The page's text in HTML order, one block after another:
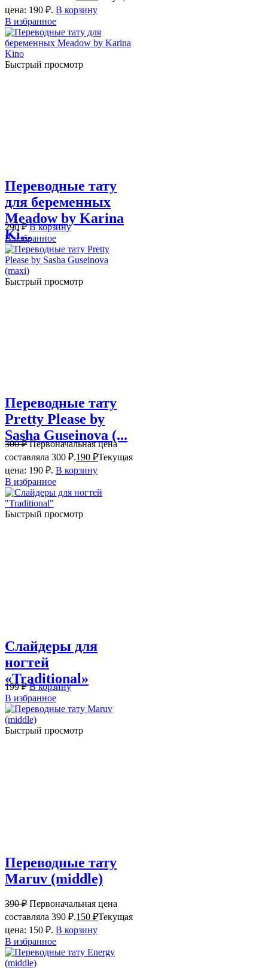
цена: 190 ₽. В корзину
В избранное
Быстрый просмотр
Переводные тату
для беременных
Meadow by Karina
Ki...
290₽ В корзину
В избранное
Быстрый просмотр
Переводные тату
Pretty Please by
Sasha Guseinova (...
300₽ Первоначальная цена
составляла 300 ₽.190 ₽Текущая
цена: 190 ₽. В корзину
В избранное
Быстрый просмотр
Слайдеры для
ногтей
«Traditional»
199₽ В корзину
В избранное
Быстрый просмотр
Переводные тату
Maruv (middle)
390₽ Первоначальная цена
составляла 390 ₽.150 ₽Текущая
цена: 150 ₽. В корзину
В избранное